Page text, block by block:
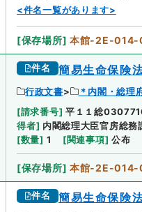
<件名一覧があります>
[保存場所] 本館-2E-014-
件名 簡易生命保険
行政文書 ＊内閣・総理
[請求番号] 平１１総
得者] 内閣総理大臣官房総務
[数量] 1 [関連事項] 公布
[保存場所] 本館-2E-014-
件名 簡易生命保険